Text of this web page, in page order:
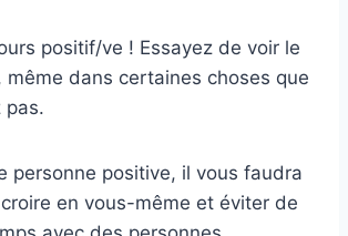
positif/ve ! Essayez de voir le
dans certaines choses que
pas.
personne positive, il vous faudra
en vous-même et éviter de